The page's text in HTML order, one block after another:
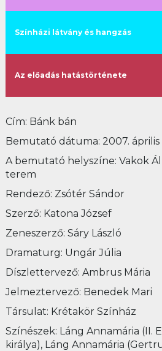
Színházi látvány és hangzás
Az előadás hatástörténete
Cím: Bánk bán
Bemutató dátuma: 2007. április
A bemutató helyszíne: Vakok
terem
Rendező: Zsótér Sándor
Szerző: Katona József
Zeneszerző: Sáry László
Dramaturg: Ungár Júlia
Díszlettervező: Ambrus Mária
Jelmeztervező: Benedek Mari
Társulat: Krétakör Színház
Színészek: Láng Annamária (II.
királya), Láng Annamária